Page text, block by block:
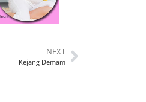
NEXT
Kejang Demam